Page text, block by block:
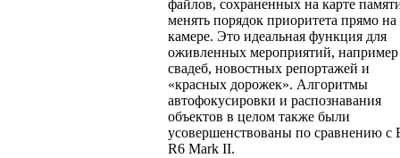
файлов, сохраненных на карте
менять порядок приоритета прямо на
камере. Это идеальная функция для
оживленных мероприятий, например
свадеб, новостных репортажей и
«красных дорожек». Алгоритмы
автофокусировки и распознавания
объектов в целом также были
усовершенствованы по сравнению с
R6 Mark II.